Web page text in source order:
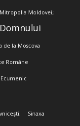
Mitropolia Moldovei;
de la Moscova
Române
Sinaxa